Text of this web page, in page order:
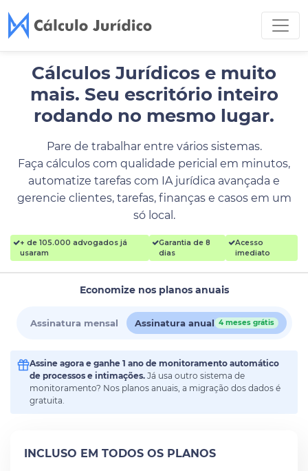
Cálculos Jurídicos e muito
mais. Seu escritório inteiro
rodando no mesmo lugar.
Pare de trabalhar entre vários sistemas.
Faça cálculos com qualidade pericial em minutos,
automatize tarefas com IA jurídica avançada e
gerencie clientes, tarefas, finanças e casos em um
só local.
+ de 105.000 advogados já
usaram
Garantia de 8
dias
Acesso
imediato
Economize nos planos anuais
Assinatura mensal Assinatura anual 4 meses grátis
Assine agora e ganhe 1 ano de monitoramento automático
de processos e intimações. Já usa outro sistema de
monitoramento? Nos planos anuais, a migração dos dados é
gratuita.
INCLUSO EM TODOS OS PLANOS